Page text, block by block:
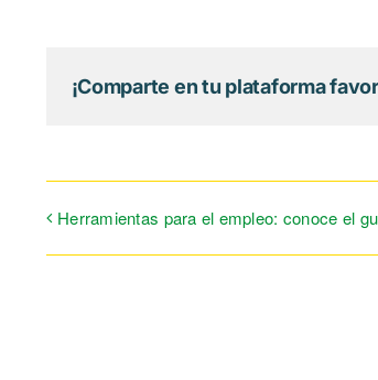
¡Comparte en tu plataforma
Herramientas para el empleo: conoce el